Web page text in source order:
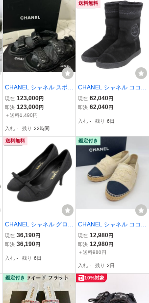
CHANEL シャネル スポー
ツサンダル ココマーク キ
ルティング ベルクロ
マトラッセ 36 23-23.5c
現在 123,000円
即決 123,000円
＋送料1,490円
入札 - 残り 22時間
送料無料
CHANEL シャネル ココマ
ーク ステッチ ムートンブ
ーツ レディース ブラック
現在 62,040円
即決 62,040円
入札 - 残り 6日
送料無料
CHANEL シャネル グログ
ランリボン ココマーク キ
ャップトゥ ヒールパンプ
1/2C
現在 36,190円
即決 36,190円
入札 - 残り 6日
鑑定付き
CHANEL シャネル ココマ
ーク キャンバス エスパド
リーユ スリッポン Size37
/M26285
現在 12,980円
即決 12,980円
＋送料980円
入札 - 残り 2日
鑑定付き 10%対象